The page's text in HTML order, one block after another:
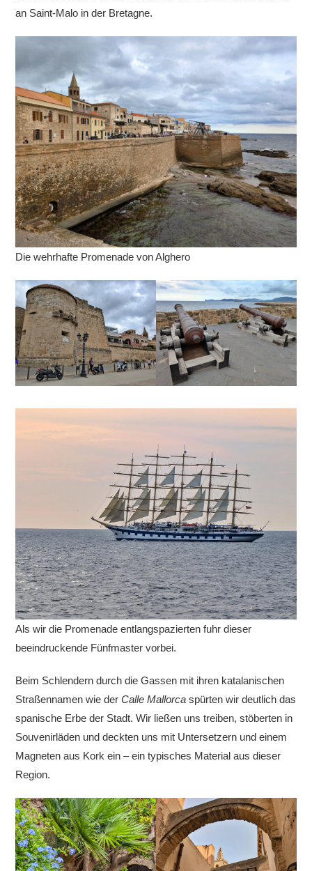
an Saint-Malo in der Bretagne.
Die wehrhafte Promenade von Alghero
Als wir die Promenade entlangspazierten fuhr dieser
beeindruckende Fünfmaster vorbei.
Beim Schlendern durch die Gassen mit ihren katalanischen
Straßennamen wie derCalle Mallorca spürten wir deutlich das
spanische Erbe der Stadt. Wir ließen uns treiben, stöberten in
Souvenirläden und deckten uns mit Untersetzern und einem
Magneten aus Kork ein – ein typisches Material aus dieser
Region.